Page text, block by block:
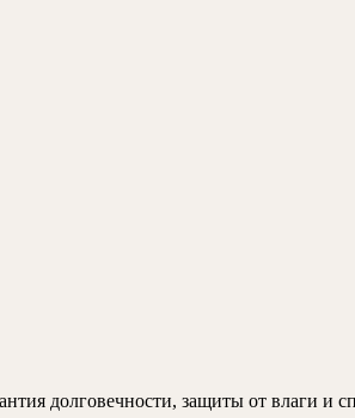
долговечности, защиты от влаги и